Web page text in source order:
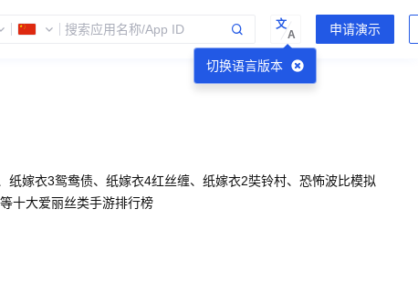
切换语言版本
文
A
嫁衣3鸳鸯债、纸嫁衣4红丝缠、纸嫁衣2奘铃村、恐怖波比模拟
十大爱丽丝类手游排行榜